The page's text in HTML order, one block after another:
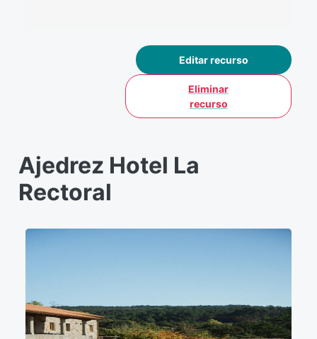
Editar recurso
Eliminar
recurso
Ajedrez Hotel La
Rectoral